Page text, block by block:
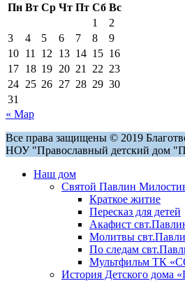
Пн Вт Ср Чт Пт Сб Вс
1
2
3
4 5 6 7 8
9
10 11 12 13 14 15 16
17 18 19 20 21 22 23
24 25 26 27 28 29 30
31
« Мар
Все права защищены © 2019
НОУ "Православный детский дом
Наш дом
Святой Павлин
Краткое житие
Пересказ для детей
Акафист
Молитвы
По следам
Мультфильм ТК
История Детского дома